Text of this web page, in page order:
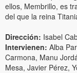
ellos, Membrillo, es
del que la reina
Dirección: Isabel
Intervienen: Alba
Carmona, Manu
Mesa, Javier Pérez,